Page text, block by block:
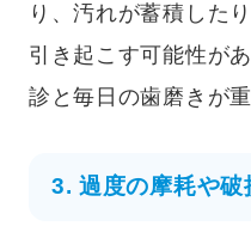
り、汚れが蓄積した
引き起こす可能性が
診と毎日の歯磨きが重
3. 過度の摩耗や破